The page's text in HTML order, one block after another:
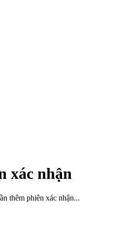
xác nhận
thêm phiên xác nhận...